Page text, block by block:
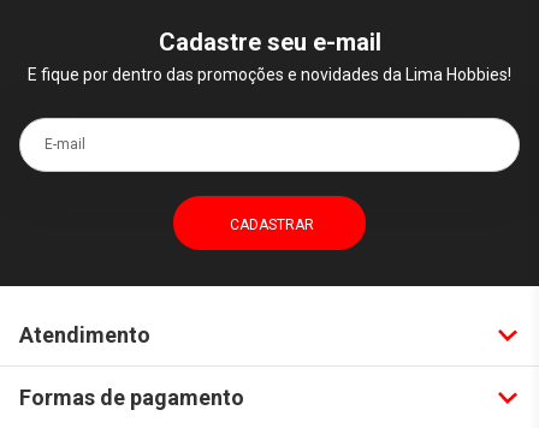
Cadastre seu e-mail
E fique por dentro das promoções e novidades da Lima Hobbies!
E-mail
Atendimento
Formas de pagamento